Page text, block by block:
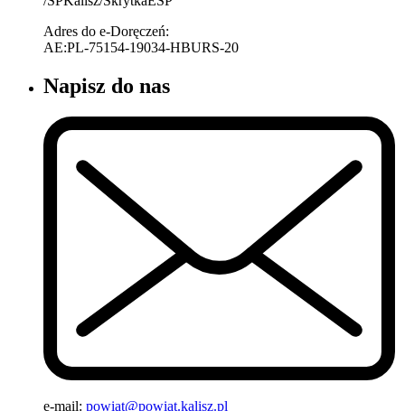
Adres do e-Doręczeń:
AE:PL-75154-19034-HBURS-20
Napisz do nas
e-mail: powiat@powiat.kalisz.pl